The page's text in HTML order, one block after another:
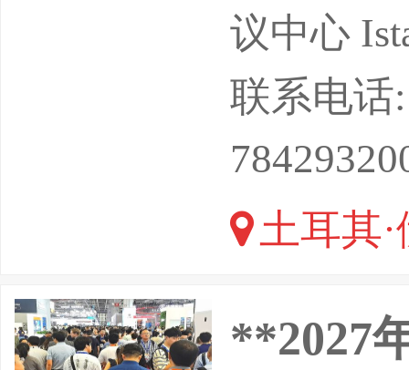
会展中
务会展
议中心
联系电话
土耳其·
**2027